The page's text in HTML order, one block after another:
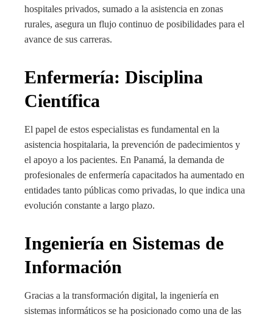
hospitales privados, sumado a la asistencia en zonas
rurales, asegura un flujo continuo de posibilidades para el
avance de sus carreras.
Enfermería: Disciplina
Científica
El papel de estos especialistas es fundamental en la
asistencia hospitalaria, la prevención de padecimientos y
el apoyo a los pacientes. En Panamá, la demanda de
profesionales de enfermería capacitados ha aumentado en
entidades tanto públicas como privadas, lo que indica una
evolución constante a largo plazo.
Ingeniería en Sistemas de
Información
Gracias a la transformación digital, la ingeniería en
sistemas informáticos se ha posicionado como una de las